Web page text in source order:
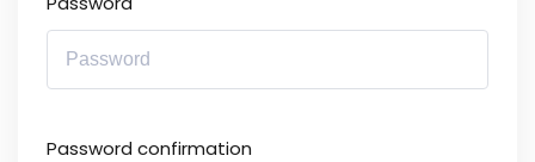
Password confirmation